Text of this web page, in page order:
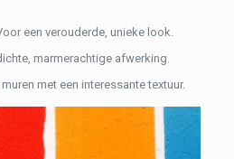
een verouderde, unieke look.
marmerachtige afwerking.
met een interessante textuur.